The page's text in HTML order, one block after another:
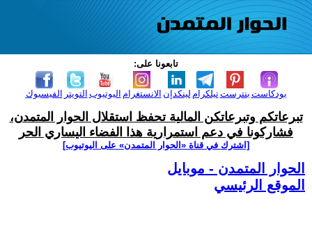
تابعونا على:
الفيسبوك التويتر اليوتيوب الانستغرام لينكدإن تيلكرامبنترست بودكاست
تبرعاتكم وتبرعاتكن المالية تحفظ استقلال الحوار المتمدن،
فشاركونا في دعم استمرارية هذا الفضاء اليساري الحر
[اشترك في قناة ‫«الحوار المتمدن» على اليوتيوب]
الحوار المتمدن - موبايل
الموقع الرئيسي